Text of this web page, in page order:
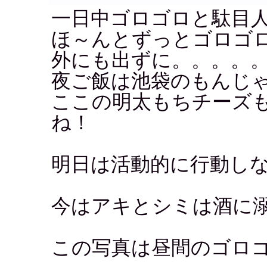
一日中ゴロゴロと駄目
ほ～んとずっとゴロゴ
外にも出ずに。。。。
夜ご飯は池袋のもんじ
ここの明太もちチーズ
ね！
明日は活動的に行動し
今はアキとシミは酒に
この写真は昼間のゴロ